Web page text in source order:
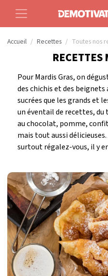
Accueil Recettes Toutes nos
RECETTES
Pour Mardis Gras, on
des chichis et des
sucrées que les grands et
un éventail de recettes,
au chocolat, pomme,
mais tout aussi
surtout régalez-vous, il y